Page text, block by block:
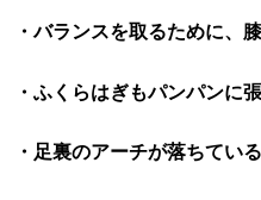
・バランスを取るために、
・ふくらはぎもパンパンに
・足裏のアーチが落ちている